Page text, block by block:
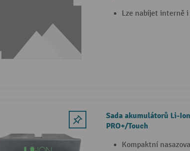
Lze nabíjet interně
Sada akumulátorů Li-
PRO+/Touch
Kompaktní